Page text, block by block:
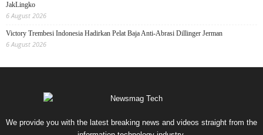
JakLingko
6 August 2026
Victory Trembesi Indonesia Hadirkan Pelat Baja Anti-Abrasi Dillinger Jerman
6 August 2026
We provide you with the latest breaking news and videos straight from the